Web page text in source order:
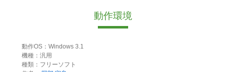
動作環境
動作OS：Windows 3.1
機種：汎用
種類：フリーソフト